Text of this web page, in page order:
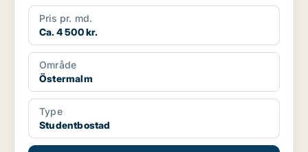
Pris pr. md.
Ca. 4 500 kr.
Område
Östermalm
Type
Studentbostad